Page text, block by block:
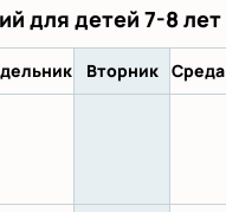
для детей 7-8 лет
Вторник Среда